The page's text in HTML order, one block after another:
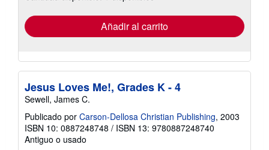
tarifas
envío
Añadir al carrito
Jesus Loves Me!, Grades K - 4
Sewell, James C.
Publicado por Carson-Dellosa Christian Publishing, 2003
ISBN 10: 0887248748 / ISBN 13: 9780887248740
Antiguo o usado